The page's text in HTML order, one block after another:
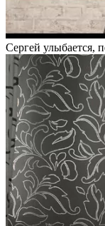
Сергей улыбается,